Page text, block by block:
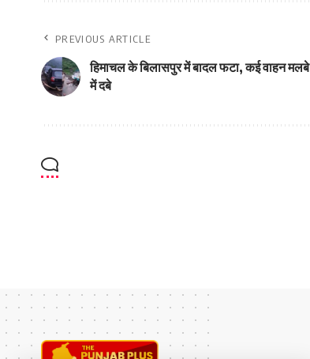
PREVIOUS ARTICLE
हिमाचल के बिलासपुर में बादल फटा, कई वाहन मलबे
में दबे